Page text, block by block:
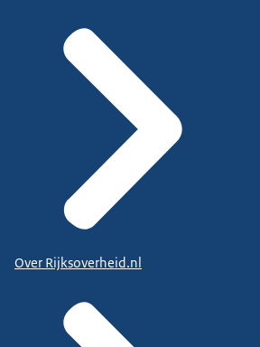
Over Rijksoverheid.nl